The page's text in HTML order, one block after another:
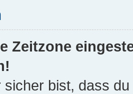
Zeitzone
sicher bist, dass